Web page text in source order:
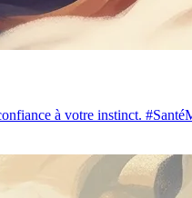
à votre instinct.